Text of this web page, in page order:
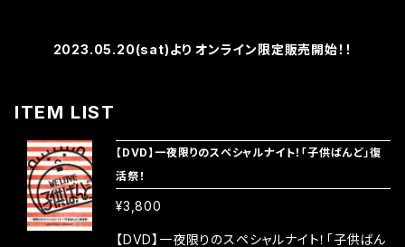
2023.05.20(sat)より オンライン限定販売開始！！
ITEM LIST
【DVD】一夜限りのスペシャルナイト！「子供ばんど」復
活祭！
¥3,800
【DVD】一夜限りのスペシャルナイト！「子供ばん